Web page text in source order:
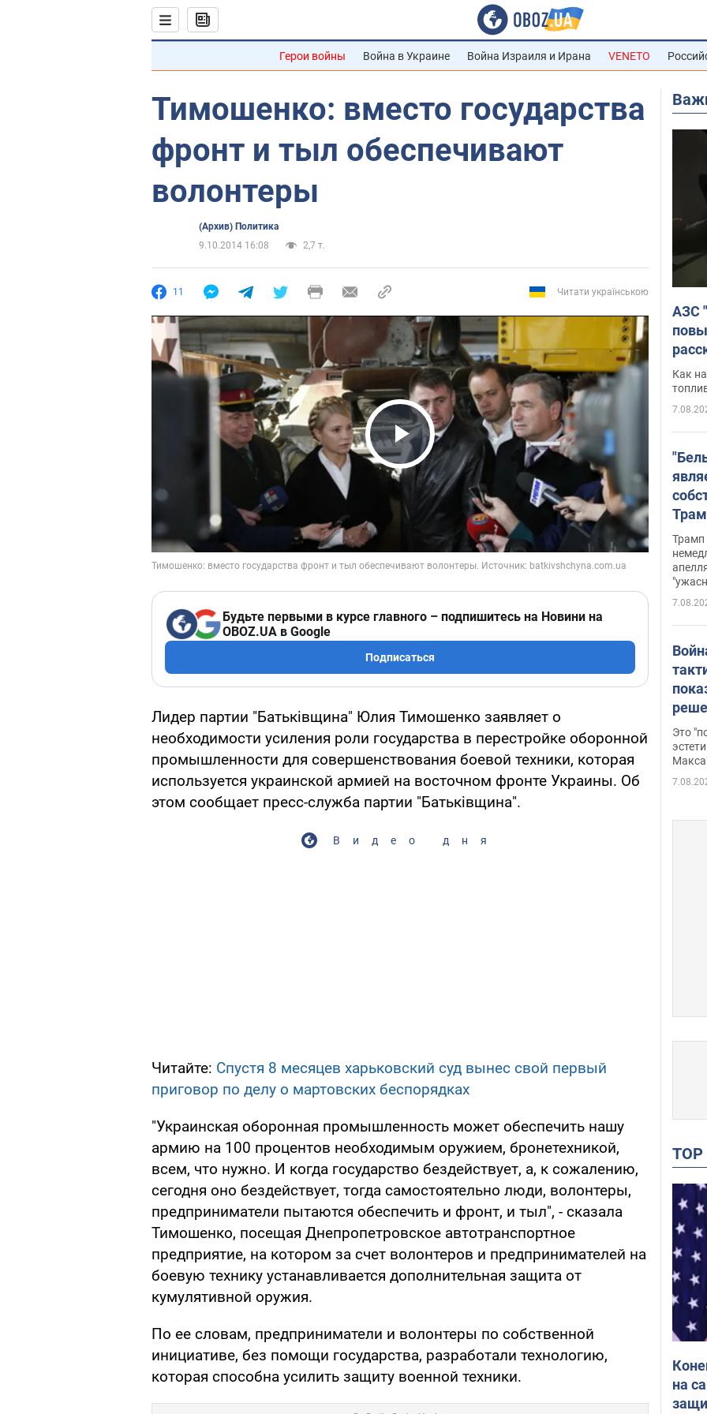
Герои войны Война в Украине Война Израиля и Ирана VENETO
Тимошенко: вместо государства
фронт и тыл обеспечивают
волонтеры
(Архив) Политика
9.10.2014 16:08
2,7 т.
11 Читати українською
Play Video
Будьте первыми в курсе главного – подпишитесь на Новини на
OBOZ.UA в Google
Подписаться
Лидер партии "Батьківщина" Юлия Тимошенко заявляет о
необходимости усиления роли государства в перестройке оборонной
промышленности для совершенствования боевой техники, которая
используется украинской армией на восточном фронте Украины. Об
этом сообщает пресс-служба партии "Батьківщина".
Видео дня
Читайте: Спустя 8 месяцев харьковский суд вынес свой первый
приговор по делу о мартовских беспорядках
"Украинская оборонная промышленность может обеспечить нашу
армию на 100 процентов необходимым оружием, бронетехникой,
всем, что нужно. И когда государство бездействует, а, к сожалению,
сегодня оно бездействует, тогда самостоятельно люди, волонтеры,
предприниматели пытаются обеспечить и фронт, и тыл", - сказала
Тимошенко, посещая Днепропетровское автотранспортное
предприятие, на котором за счет волонтеров и предпринимателей на
боевую технику устанавливается дополнительная защита от
кумулятивной оружия.
По ее словам, предприниматели и волонтеры по собственной
инициативе, без помощи государства, разработали технологию,
которая способна усилить защиту военной техники.
АЗС
Как
Трамп
Это
на